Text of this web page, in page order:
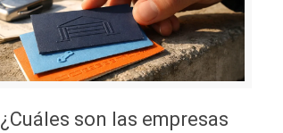
¿Cuáles son las empresas